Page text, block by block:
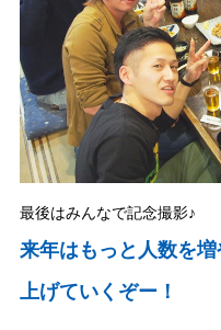
最後はみんなで記念撮影♪
来年はもっと人数を
上げていくぞー！